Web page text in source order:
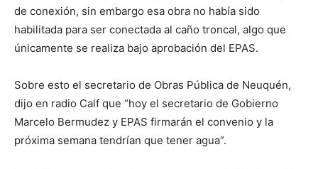
de conexión, sin embargo esa obra no había sido
habilitada para ser conectada al caño troncal, algo que
únicamente se realiza bajo aprobación del EPAS.
Sobre esto el secretario de Obras Pública de Neuquén,
dijo en radio Calf que “hoy el secretario de Gobierno
Marcelo Bermudez y EPAS firmarán el convenio y la
próxima semana tendrían que tener agua”.